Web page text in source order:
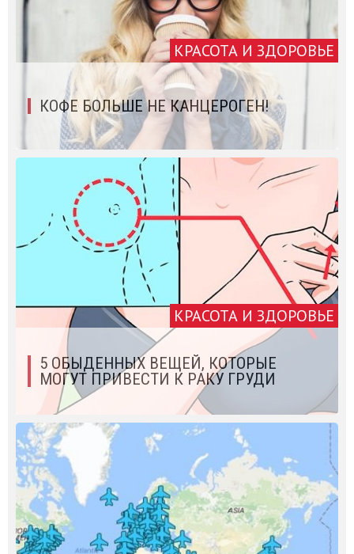
КРАСОТА И ЗДОРОВЬЕ
КОФЕ БОЛЬШЕ НЕ КАНЦЕРОГЕН!
КРАСОТА И ЗДОРОВЬЕ
5 ОБЫДЕННЫХ ВЕЩЕЙ, КОТОРЫЕ
МОГУТ ПРИВЕСТИ К РАКУ ГРУДИ